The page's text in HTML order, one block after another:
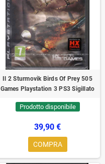
Il 2 Sturmovik Birds Of Prey 505
Games Playstation 3 PS3 Sigillato
Prodotto disponibile
39,90 €
COMPRA